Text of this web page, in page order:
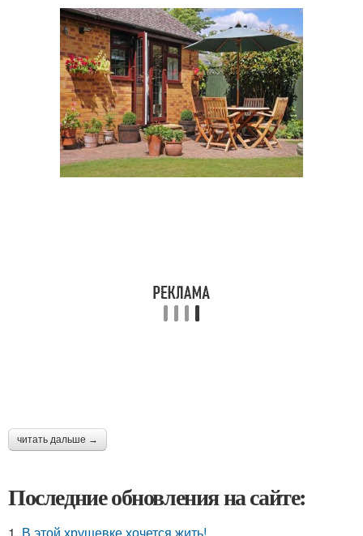
читать дальше →
Последние обновления на сайте:
1. В этой хрущевке хочется жить!